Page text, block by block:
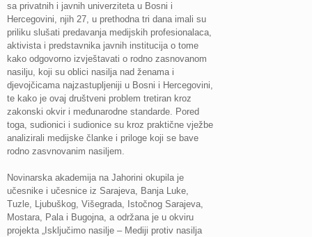
sa privatnih i javnih univerziteta u Bosni i
Hercegovini, njih 27, u prethodna tri dana imali su
priliku slušati predavanja medijskih profesionalaca,
aktivista i predstavnika javnih institucija o tome
kako odgovorno izvještavati o rodno zasnovanom
nasilju, koji su oblici nasilja nad ženama i
djevojčicama najzastupljeniji u Bosni i Hercegovini,
te kako je ovaj društveni problem tretiran kroz
zakonski okvir i međunarodne standarde. Pored
toga, sudionici i sudionice su kroz praktične vježbe
analizirali medijske članke i priloge koji se bave
rodno zasvnovanim nasiljem.
Novinarska akademija na Jahorini okupila je
učesnike i učesnice iz Sarajeva, Banja Luke,
Tuzle, Ljubuškog, Višegrada, Istočnog Sarajeva,
Mostara, Pala i Bugojna, a održana je u okviru
projekta „Isključimo nasilje – Mediji protiv nasilja